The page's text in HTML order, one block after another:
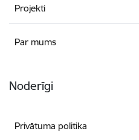
Projekti
Par mums
Noderīgi
Privātuma politika